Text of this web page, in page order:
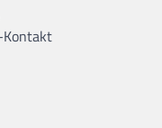
Kontakt